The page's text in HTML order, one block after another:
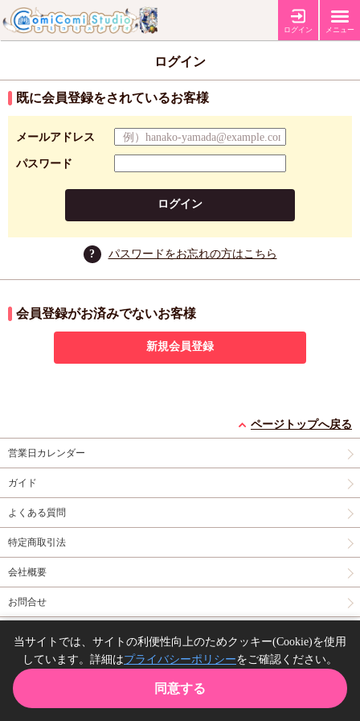
ログイン メニュー
ログイン
既に会員登録をされているお客様
メールアドレス
パスワード
ログイン
? パスワードをお忘れの方はこちら
会員登録がお済みでないお客様
新規会員登録
ページトップへ戻る
営業日カレンダー
ガイド
よくある質問
特定商取引法
会社概要
お問合せ
Copyright(C) comicomi studio. All right reserved.
当サイトでは、サイトの利便性向上のためクッキー(Cookie)を使用
しています。詳細はプライバシーポリシーをご確認ください。
同意する